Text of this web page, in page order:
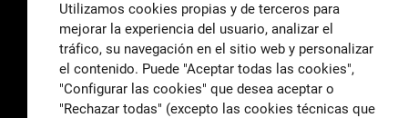
General
correu@escoladeltreball.org
Información
Utilizamos cookies propias y de terceros para
mejorar la experiencia del usuario, analizar el
tráfico, su navegación en el sitio web y personalizar
el contenido. Puede "Aceptar todas las cookies",
"Configurar las cookies" que desea aceptar o
"Rechazar todas" (excepto las cookies técnicas que